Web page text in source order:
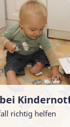
richtig helfen